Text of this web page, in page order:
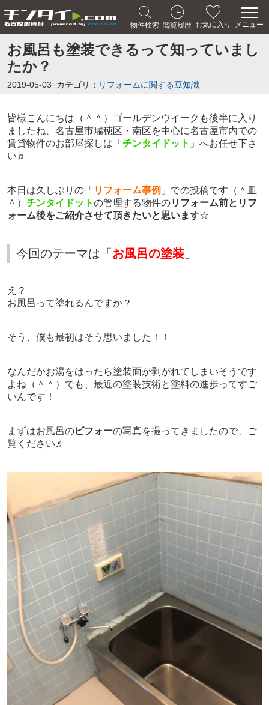
物件検索 閲覧履歴 お気に入り メニュー
お風呂も塗装できるって知っていまし
たか？
2019-05-03 カテゴリ： リフォームに関する豆知識
皆様こんにちは（＾＾）ゴールデンウイークも後半に入り
ましたね、名古屋市瑞穂区・南区を中心に名古屋市内での
賃貸物件のお部屋探しは 「 チンタイドット 」 へお任せ下さ
い♬
本日は久しぶりの「 リフォーム事例 」での投稿です（＾皿
＾） チンタイドットの管理する物件のリフォーム前とリフ
ォーム後をご紹介させて頂きたいと思います☆
今回のテーマは「 お風呂の塗装」
え？
お風呂って塗れるんですか？
そう、僕も最初はそう思いました！！
なんだかお湯をはったら塗装面が剥がれてしまいそうです
よね（＾＾）でも、最近の塗装技術と塗料の進歩ってすご
いんです！
まずはお風呂のビフォーの写真を撮ってきましたので、ご
覧ください♬